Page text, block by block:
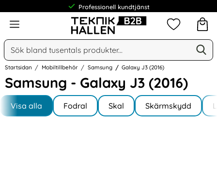
Professionell kundtjänst
Meny
Sök
Sök på Narse Group AB
Mina
Startsidan Mobiltillbehör Samsung Galaxy J3 (2016)
Samsung - Galaxy J3 (2016)
Hoppa
produkter
Underkategorier
Visa alla
I Galaxy J3 (2016)Fodral Skal Skärmskydd